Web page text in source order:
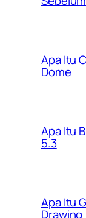
Apa Itu
Dome
Apa Itu
5.3
Apa Itu
Drawing